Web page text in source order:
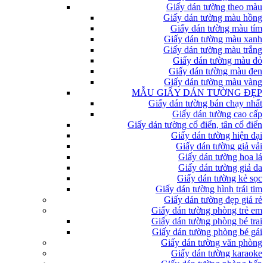
Giấy dán tường theo màu
Giấy dán tường màu hồng
Giấy dán tường màu tím
Giấy dán tường màu xanh
Giấy dán tường màu trắng
Giấy dán tường màu đỏ
Giấy dán tường màu đen
Giấy dán tường màu vàng
MẪU GIẤY DÁN TƯỜNG ĐẸP
Giấy dán tường bán chạy nhất
Giấy dán tường cao cấp
Giấy dán tường cổ điển, tân cổ điển
Giấy dán tường hiện đại
Giấy dán tường giả vải
Giấy dán tường hoa lá
Giấy dán tường giả da
Giấy dán tường kẻ sọc
Giấy dán tường hình trái tim
Giấy dán tường đẹp giá rẻ
Giấy dán tường phòng trẻ em
Giấy dán tường phòng bé trai
Giấy dán tường phòng bé gái
Giấy dán tường văn phòng
Giấy dán tường karaoke